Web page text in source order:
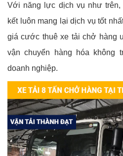
Với năng lực dịch vụ như
kết luôn mang lại dịch vụ tốt
giá cước thuê xe tải chở hàng
vận chuyển hàng hóa không
doanh nghiệp.